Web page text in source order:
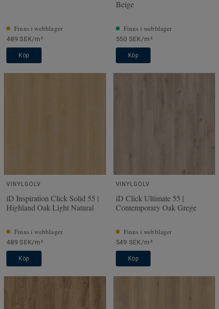
Finns i webblager
489 SEK/m²
Köp
Beige
Finns i webblager
550 SEK/m²
Köp
VINYLGOLV
iD Inspiration Click Solid 55 |
Highland Oak Light Natural
Finns i webblager
489 SEK/m²
Köp
VINYLGOLV
iD Click Ultimate 55 |
Contemporary Oak Grege
Finns i webblager
549 SEK/m²
Köp